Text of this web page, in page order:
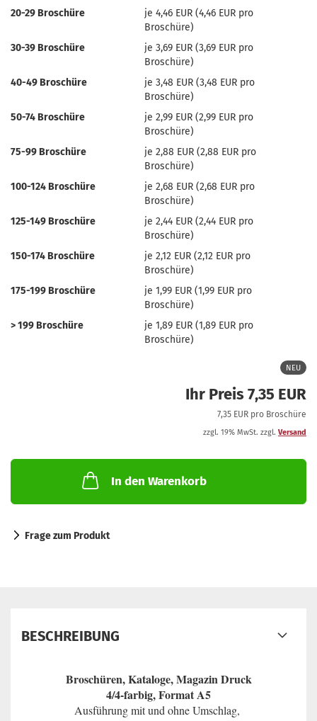
20-29 Broschüre
je 4,46 EUR (4,46 EUR pro
Broschüre)
30-39 Broschüre
je 3,69 EUR (3,69 EUR pro
Broschüre)
40-49 Broschüre
je 3,48 EUR (3,48 EUR pro
Broschüre)
50-74 Broschüre
je 2,99 EUR (2,99 EUR pro
Broschüre)
75-99 Broschüre
je 2,88 EUR (2,88 EUR pro
Broschüre)
100-124 Broschüre
je 2,68 EUR (2,68 EUR pro
Broschüre)
125-149 Broschüre
je 2,44 EUR (2,44 EUR pro
Broschüre)
150-174 Broschüre
je 2,12 EUR (2,12 EUR pro
Broschüre)
175-199 Broschüre
je 1,99 EUR (1,99 EUR pro
Broschüre)
> 199 Broschüre
je 1,89 EUR (1,89 EUR pro
Broschüre)
NEU
Ihr Preis 7,35 EUR
7,35 EUR pro Broschüre
zzgl. 19% MwSt. zzgl. Versand
In den Warenkorb
Frage zum Produkt
BESCHREIBUNG
Broschüren, Kataloge, Magazin Druck
4/4-farbig, Format A5
Ausführung mit und ohne Umschlag,